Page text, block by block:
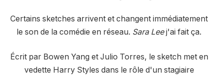
Certains sketches arrivent et changent immédiatement
le son de la comédie en réseau. Sara Leej'ai fait ça.
Écrit par Bowen Yang et Julio Torres, le sketch met en
vedette Harry Styles dans le rôle d'un stagiaire